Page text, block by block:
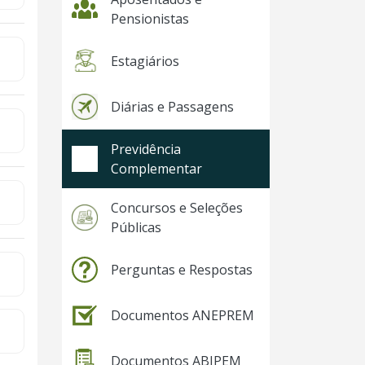
Pensionistas
Estagiários
Diárias e Passagens
Previdência
Complementar
Concursos e Seleções
Públicas
Perguntas e Respostas
Documentos ANEPREM
Documentos ABIPEM